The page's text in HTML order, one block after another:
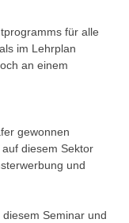
für alle
im Lehrplan
an einem
gewonnen
diesem Sektor
und
Seminar und